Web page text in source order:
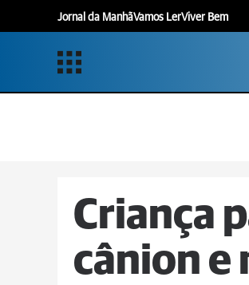
Jornal da ManhãVamos LerViver Bem
Criança
cânion e